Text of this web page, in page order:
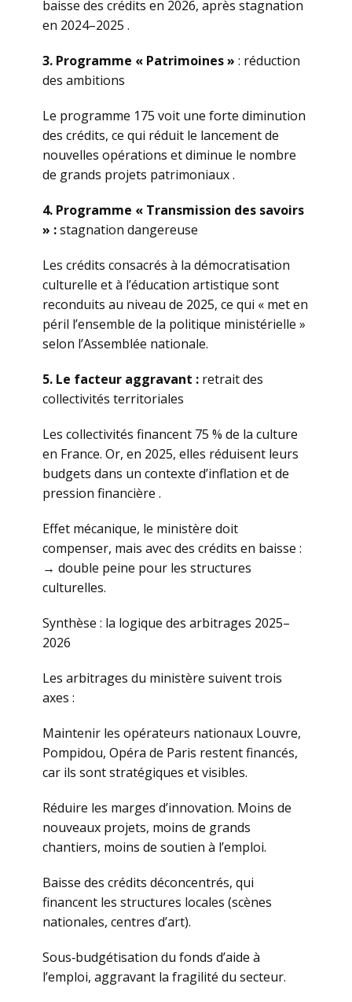
baisse des crédits en 2026, après stagnation
en 2024–2025 .
3. Programme « Patrimoines » : réduction
des ambitions
Le programme 175 voit une forte diminution
des crédits, ce qui réduit le lancement de
nouvelles opérations et diminue le nombre
de grands projets patrimoniaux .
4. Programme « Transmission des savoirs
» :stagnation dangereuse
Les crédits consacrés à la démocratisation
culturelle et à l’éducation artistique sont
reconduits au niveau de 2025, ce qui « met en
péril l’ensemble de la politique ministérielle »
selon l’Assemblée nationale.
5. Le facteur aggravant : retrait des
collectivités territoriales
Les collectivités financent 75 % de la culture
en France. Or, en 2025, elles réduisent leurs
budgets dans un contexte d’inflation et de
pression financière .
Effet mécanique, le ministère doit
compenser, mais avec des crédits en baisse :
→ double peine pour les structures
culturelles.
Synthèse : la logique des arbitrages 2025–
2026
Les arbitrages du ministère suivent trois
axes :
Maintenir les opérateurs nationaux Louvre,
Pompidou, Opéra de Paris restent financés,
car ils sont stratégiques et visibles.
Réduire les marges d’innovation. Moins de
nouveaux projets, moins de grands
chantiers, moins de soutien à l’emploi.
Baisse des crédits déconcentrés, qui
financent les structures locales (scènes
nationales, centres d’art).
Sous‑budgétisation du fonds d’aide à
l’emploi, aggravant la fragilité du secteur.